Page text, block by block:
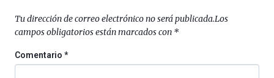
septiembre
4
de
Tu dirección de correo electrónico no será publicada.Los
campos obligatorios están marcados con *
Comentario*